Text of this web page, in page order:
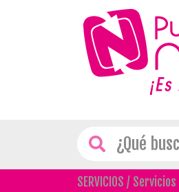
SERVICIOS / Servicios